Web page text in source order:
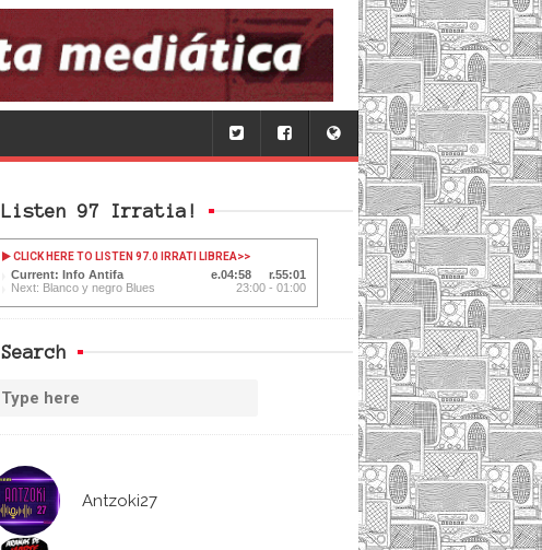
Listen 97 Irratia!
CLICK HERE TO LISTEN 97.0 IRRATI LIBREA>>
Current: Info Antifa 04:59
55:00
Next: Blanco y negro Blues
23:00 - 01:00
Search
Antzoki27